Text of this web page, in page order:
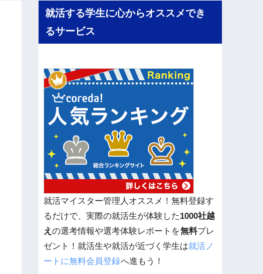
就活する学生に心からオススメでき
るサービス
就活マイスター管理人オススメ！無料登録す
るだけで、実際の就活生が体験した1000社越
えの選考情報や選考体験レポートを無料プレ
ゼント！就活生や就活が近づく学生は就活ノ
ートに無料会員登録へ進もう！